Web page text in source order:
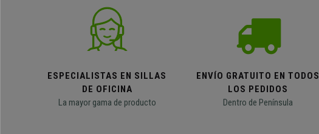
ESPECIALISTAS EN SILLAS
DE OFICINA
La mayor gama de producto
ENVÍO GRATUITO EN TODOS
LOS PEDIDOS
Dentro de Península